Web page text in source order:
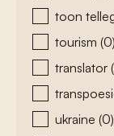
toon
tourism (0)
translator
ukraine (0)